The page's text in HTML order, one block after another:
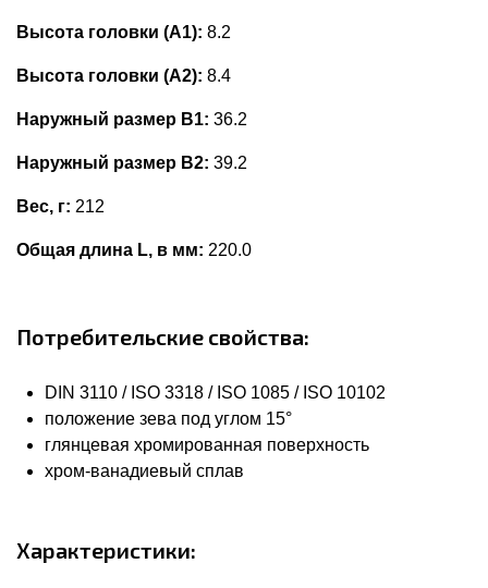
Высота головки (А1): 8.2
Высота головки (А2): 8.4
Наружный размер В1: 36.2
Наружный размер В2: 39.2
Вес, г: 212
Общая длина L, в мм: 220.0
Потребительские свойства:
DIN 3110 / ISO 3318 / ISO 1085 / ISO 10102
положение зева под углом 15°
глянцевая хромированная поверхность
хром-ванадиевый сплав
Характеристики: